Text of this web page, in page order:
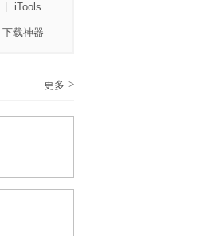
iTools
下载神器
更多 >